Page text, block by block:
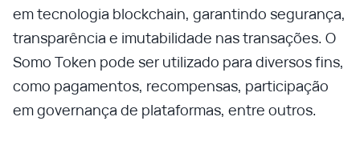
em tecnologia blockchain, garantindo segurança,
transparência e imutabilidade nas transações. O
Somo Token pode ser utilizado para diversos fins,
como pagamentos, recompensas, participação
em governança de plataformas, entre outros.